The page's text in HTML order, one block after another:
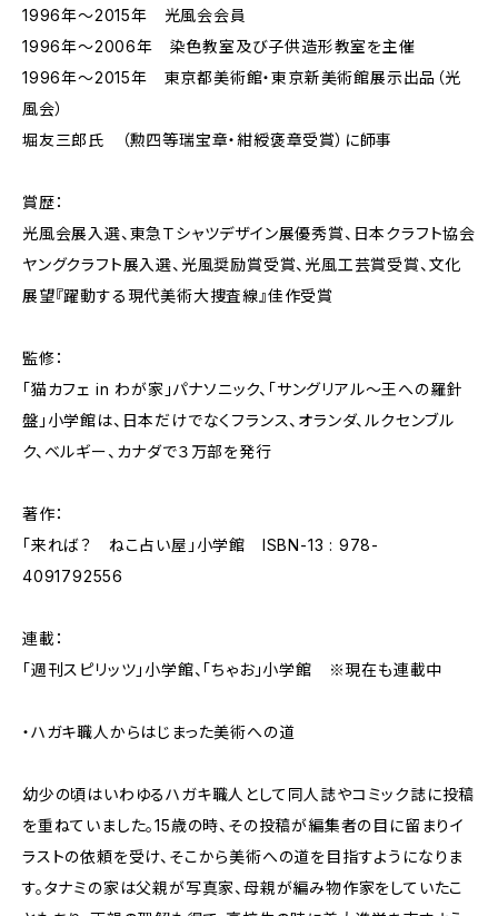
1996年〜2015年 光風会会員
1996年～2006年 染色教室及び子供造形教室を主催
1996年～2015年 東京都美術館・東京新美術館展示出品（光
風会）
堀友三郎氏 （勲四等瑞宝章・紺綬褒章受賞）に師事
賞歴：
光風会展入選、東急Ｔシャツデザイン展優秀賞、日本クラフト協会
ヤングクラフト展入選、光風奨励賞受賞、光風工芸賞受賞、文化
展望『躍動する現代美術大捜査線』佳作受賞
監修：
「猫カフェ in わが家」パナソニック、「サングリアル〜王への羅針
盤」小学館は、日本だけでなくフランス、オランダ、ルクセンブル
ク、ベルギー、カナダで３万部を発行
著作：
「来れば？ ねこ占い屋」小学館 ISBN-13 : 978-
4091792556
連載：
「週刊スピリッツ」小学館、「ちゃお」小学館 ※現在も連載中
・ハガキ職人からはじまった美術への道
幼少の頃はいわゆるハガキ職人として同人誌やコミック誌に投稿
を重ねていました。15歳の時、その投稿が編集者の目に留まりイ
ラストの依頼を受け、そこから美術への道を目指すようになりま
す。タナミの家は父親が写真家、母親が編み物作家をしていたこ